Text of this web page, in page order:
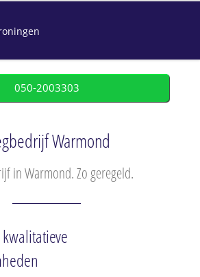
050-2003303
Warmond
in Warmond. Zo geregeld.